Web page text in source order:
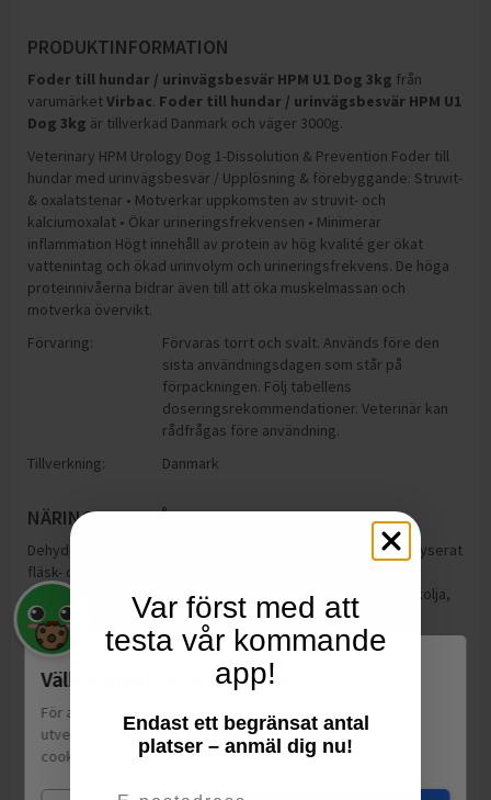
PRODUKTINFORMATION
Foder till hundar / urinvägsbesvär HPM U1 Dog 3kg från
varumärketVirbac. Foder till hundar / urinvägsbesvär HPM U1
Dog 3kg är tillverkad Danmark och väger 3000g.
Veterinary HPM Urology Dog 1-Dissolution & Prevention Foder till
hundar med urinvägsbesvär / Upplösning & förebyggande: Struvit-
& oxalatstenar • Motverkar uppkomsten av struvit- och
kalciumoxalat • Ökar urineringsfrekvensen • Minimerar
inflammation Högt innehåll av protein av hög kvalité ger ökat
vattenintag och ökad urinvolym och urineringsfrekvens. De höga
proteinnivåerna bidrar även till att öka muskelmassan och
motverka övervikt.
Förvaring:
Förvaras torrt och svalt. Används före den
sista användningsdagen som står på
förpackningen. Följ tabellens
doseringsrekommendationer. Veterinär kan
rådfrågas före användning.
Tillverkning:
Danmark
NÄRINGSINNEHÅLL
Dehydrerat fläsk- och fågelprotein, potatisstärkelse, hydrolyserat
fläsk- och fågelprotein, animaliska fetter, potatisprotein,
lignocellulosa, hela ärtor, mineralsalter, bönbaljor, linfrö, fiskolja,
betmassa, frukto-oligosakarider, psyllium, pastöriserad
Lactobacillus acidophilus.
Välkommen till Matspar.se
För att leverera en personlig upplevelse, mäta sajtens
utveckling och ha sociala medier-koppling använder vi
cookies.
Läs mer
Var först med att
testa vår kommande
app!
Endast ett begränsat antal
platser – anmäl dig nu!